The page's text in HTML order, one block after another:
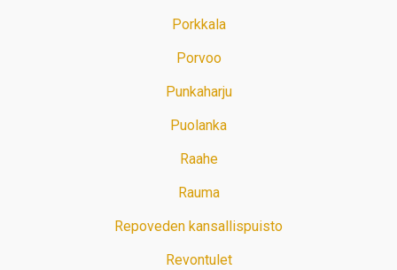
Porkkala
Porvoo
Punkaharju
Puolanka
Raahe
Rauma
Repoveden kansallispuisto
Revontulet